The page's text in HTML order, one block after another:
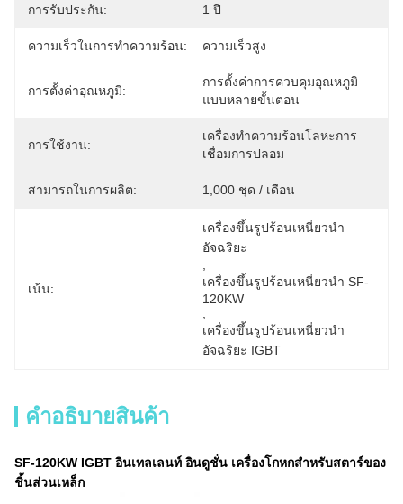
การรับประกัน: 1 ปี
ความเร็วในการทำความร้อน: ความเร็วสูง
การตั้งค่าอุณหภูมิ:
การตั้งค่าการควบคุมอุณหภูมิ
แบบหลายขั้นตอน
การใช้งาน:
เครื่องทำความร้อนโลหะการ
เชื่อมการปลอม
สามารถในการผลิต: 1,000 ชุด / เดือน
เน้น:
เครื่องขึ้นรูปร้อนเหนี่ยวนำ
อัจฉริยะ
เครื่องขึ้นรูปร้อนเหนี่ยวนำ SF-
120KW
เครื่องขึ้นรูปร้อนเหนี่ยวนำ
อัจฉริยะ IGBT
คำอธิบายสินค้า
SF-120KW IGBT อินเทลเลนท์ อินดูชั่น เครื่องโกหกสําหรับสตาร์ของ
ชิ้นส่วนเหล็ก